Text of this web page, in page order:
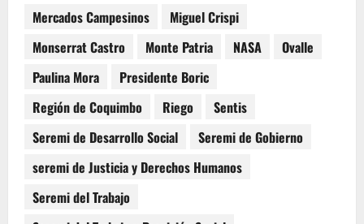
Mercados Campesinos
Miguel Crispi
Monserrat Castro
Monte Patria NASA
Ovalle
Paulina Mora
Presidente Boric
Región de Coquimbo
Riego
Sentis
Seremi de Desarrollo Social
Seremi de Gobierno
seremi de Justicia y Derechos Humanos
Seremi del Trabajo